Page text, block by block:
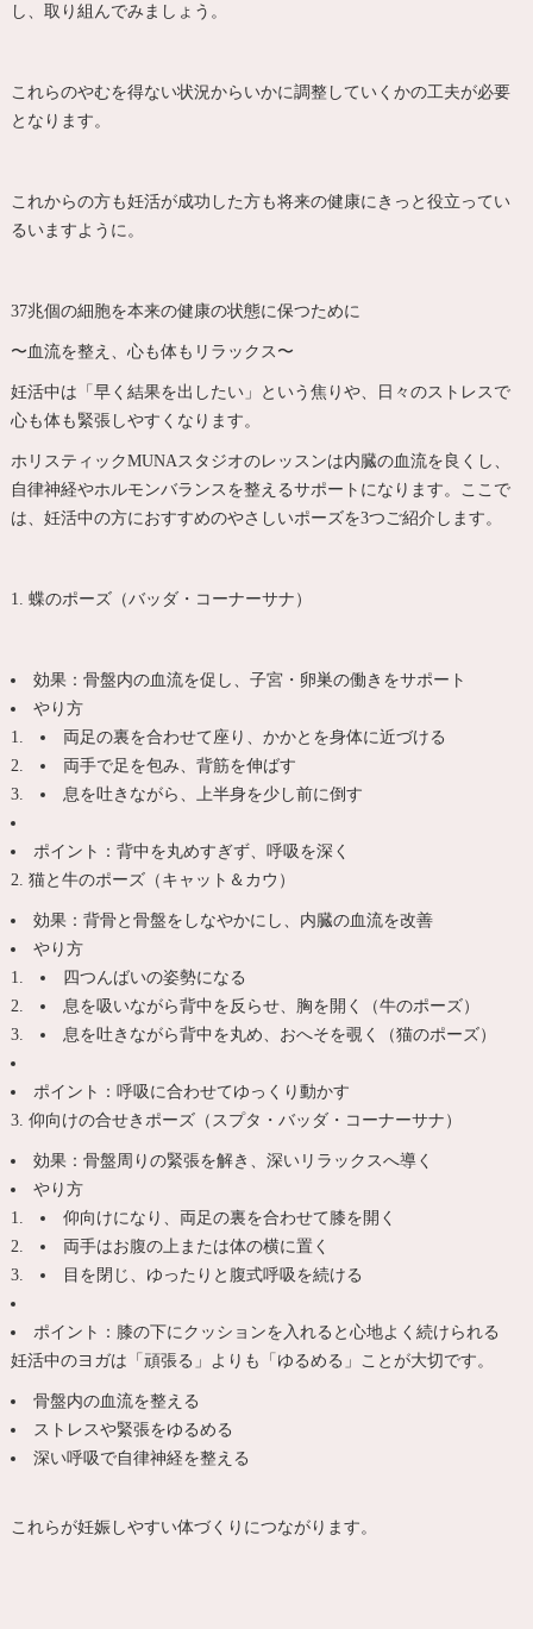
し、取り組んでみましょう。
これらのやむを得ない状況からいかに調整していくかの工夫が必要
となります。
これからの方も妊活が成功した方も将来の健康にきっと役立ってい
るいますように。
37兆個の細胞を本来の健康の状態に保つために
〜血流を整え、心も体もリラックス〜
妊活中は「早く結果を出したい」という焦りや、
日々のストレスで
心も体も緊張しやすくなります。
ホリスティックMUNAスタジオのレッスンは内臓の血流を良くし、
自律神経やホルモンバランスを整えるサポートになります。
ここで
は、 妊活中の方におすすめのやさしいポーズを3つご紹介します。
1. 蝶のポーズ（バッダ・コーナーサナ）
効果：骨盤内の血流を促し、子宮・卵巣の働きをサポート
やり方
両足の裏を合わせて座り、かかとを身体に近づける
両手で足を包み、背筋を伸ばす
息を吐きながら、上半身を少し前に倒す
ポイント：背中を丸めすぎず、呼吸を深く
2. 猫と牛のポーズ（キャット＆カウ）
効果：背骨と骨盤をしなやかにし、内臓の血流を改善
やり方
四つんばいの姿勢になる
息を吸いながら背中を反らせ、胸を開く（牛のポーズ）
息を吐きながら背中を丸め、おへそを覗く（猫のポーズ）
ポイント：呼吸に合わせてゆっくり動かす
3. 仰向けの合せきポーズ（スプタ・バッダ・コーナーサナ）
効果：骨盤周りの緊張を解き、深いリラックスへ導く
やり方
仰向けになり、両足の裏を合わせて膝を開く
両手はお腹の上または体の横に置く
目を閉じ、ゆったりと腹式呼吸を続ける
ポイント：膝の下にクッションを入れると心地よく続けられる
妊活中のヨガは「頑張る」よりも「ゆるめる」ことが大切です。
骨盤内の血流を整える
ストレスや緊張をゆるめる
深い呼吸で自律神経を整える
これらが妊娠しやすい体づくりにつながります。